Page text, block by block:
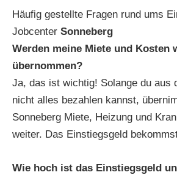
Häufig gestellte Fragen rund ums
Jobcenter Sonneberg
Werden meine Miete und Kosten
übernommen?
Ja, das ist wichtig! Solange du aus
nicht alles bezahlen kannst,
Sonneberg Miete, Heizung und
weiter. Das Einstiegsgeld
Wie hoch ist das Einstiegsgeld